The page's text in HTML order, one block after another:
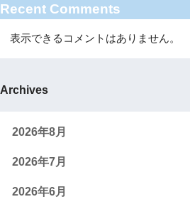
Recent Comments
表示できるコメントはありません。
Archives
2026年8月
2026年7月
2026年6月